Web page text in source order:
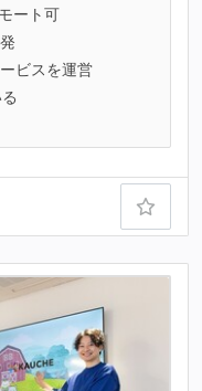
ート可
ビスを運営